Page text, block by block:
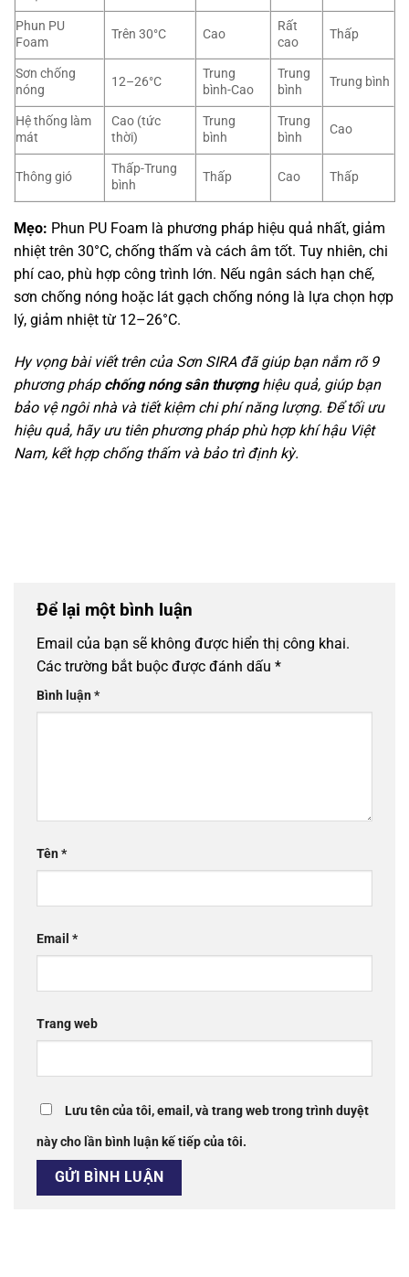
Phun PU
Foam
Trên 30°C Cao
Rất
cao
Thấp
Sơn chống
nóng
12–26°C
Trung
bình-Cao
Trung
bình
Trung bình
Hệ thống làm
mát
Cao (tức
thời)
Trung
bình
Trung
bình
Cao
Thông gió
Thấp-Trung
bình
Thấp Cao Thấp
Mẹo: Phun PU Foam là phương pháp hiệu quả nhất, giảm
nhiệt trên 30°C, chống thấm và cách âm tốt. Tuy nhiên, chi
phí cao, phù hợp công trình lớn. Nếu ngân sách hạn chế,
sơn chống nóng hoặc lát gạch chống nóng là lựa chọn hợp
lý, giảm nhiệt từ 12–26°C.
Hy vọng bài viết trên của Sơn SIRA đã giúp bạn nắm rõ 9
phương phápchống nóng sân thượnghiệu quả, giúp bạn
bảo vệ ngôi nhà và tiết kiệm chi phí năng lượng. Để tối ưu
hiệu quả, hãy ưu tiên phương pháp phù hợp khí hậu Việt
Nam, kết hợp chống thấm và bảo trì định kỳ.
Để lại một bình luận
Email của bạn sẽ không được hiển thị công khai.
Các trường bắt buộc được đánh dấu *
Bình luận*
Tên*
Email *
Trang web
Lưu tên của tôi, email, và trang web trong trình duyệt
này cho lần bình luận kế tiếp của tôi.